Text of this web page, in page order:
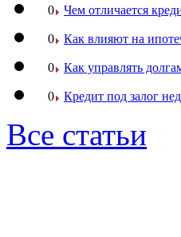
0 Чем отличается
0 Как влияют на
0 Как управлять
0 Кредит под залог
Все статьи